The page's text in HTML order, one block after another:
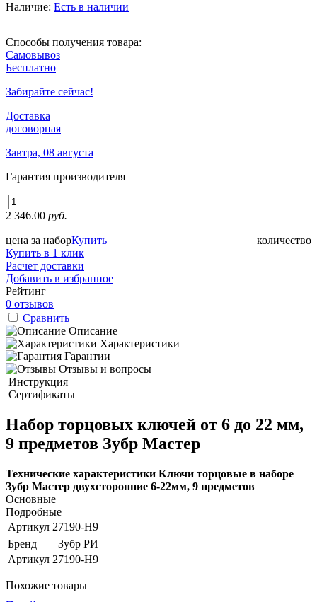
Наличие: Есть в наличии
Способы получения товара:
Самовывоз
Бесплатно
Забирайте сейчас!
Доставка
договорная
Завтра, 08 августа
Гарантия производителя
2 346.00 руб.
цена за набор количество
Купить
Купить в 1 клик
Расчет доставки
Добавить в избранное
Рейтинг
0 отзывов
Сравнить
Описание
Характеристики
Гарантии
Отзывы и вопросы
Инструкция
Сертификаты
Набор торцовых ключей от 6 до 22 мм,
9 предметов Зубр Мастер
Технические характеристики Ключи торцовые в наборе
Зубр Мастер двухсторонние 6-22мм, 9 предметов
Основные
Подробные
Артикул 27190-H9
Бренд
Зубр РИ
Артикул 27190-H9
Похожие товары